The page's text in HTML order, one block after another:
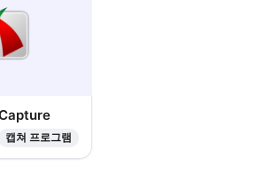
캡쳐 프로그램